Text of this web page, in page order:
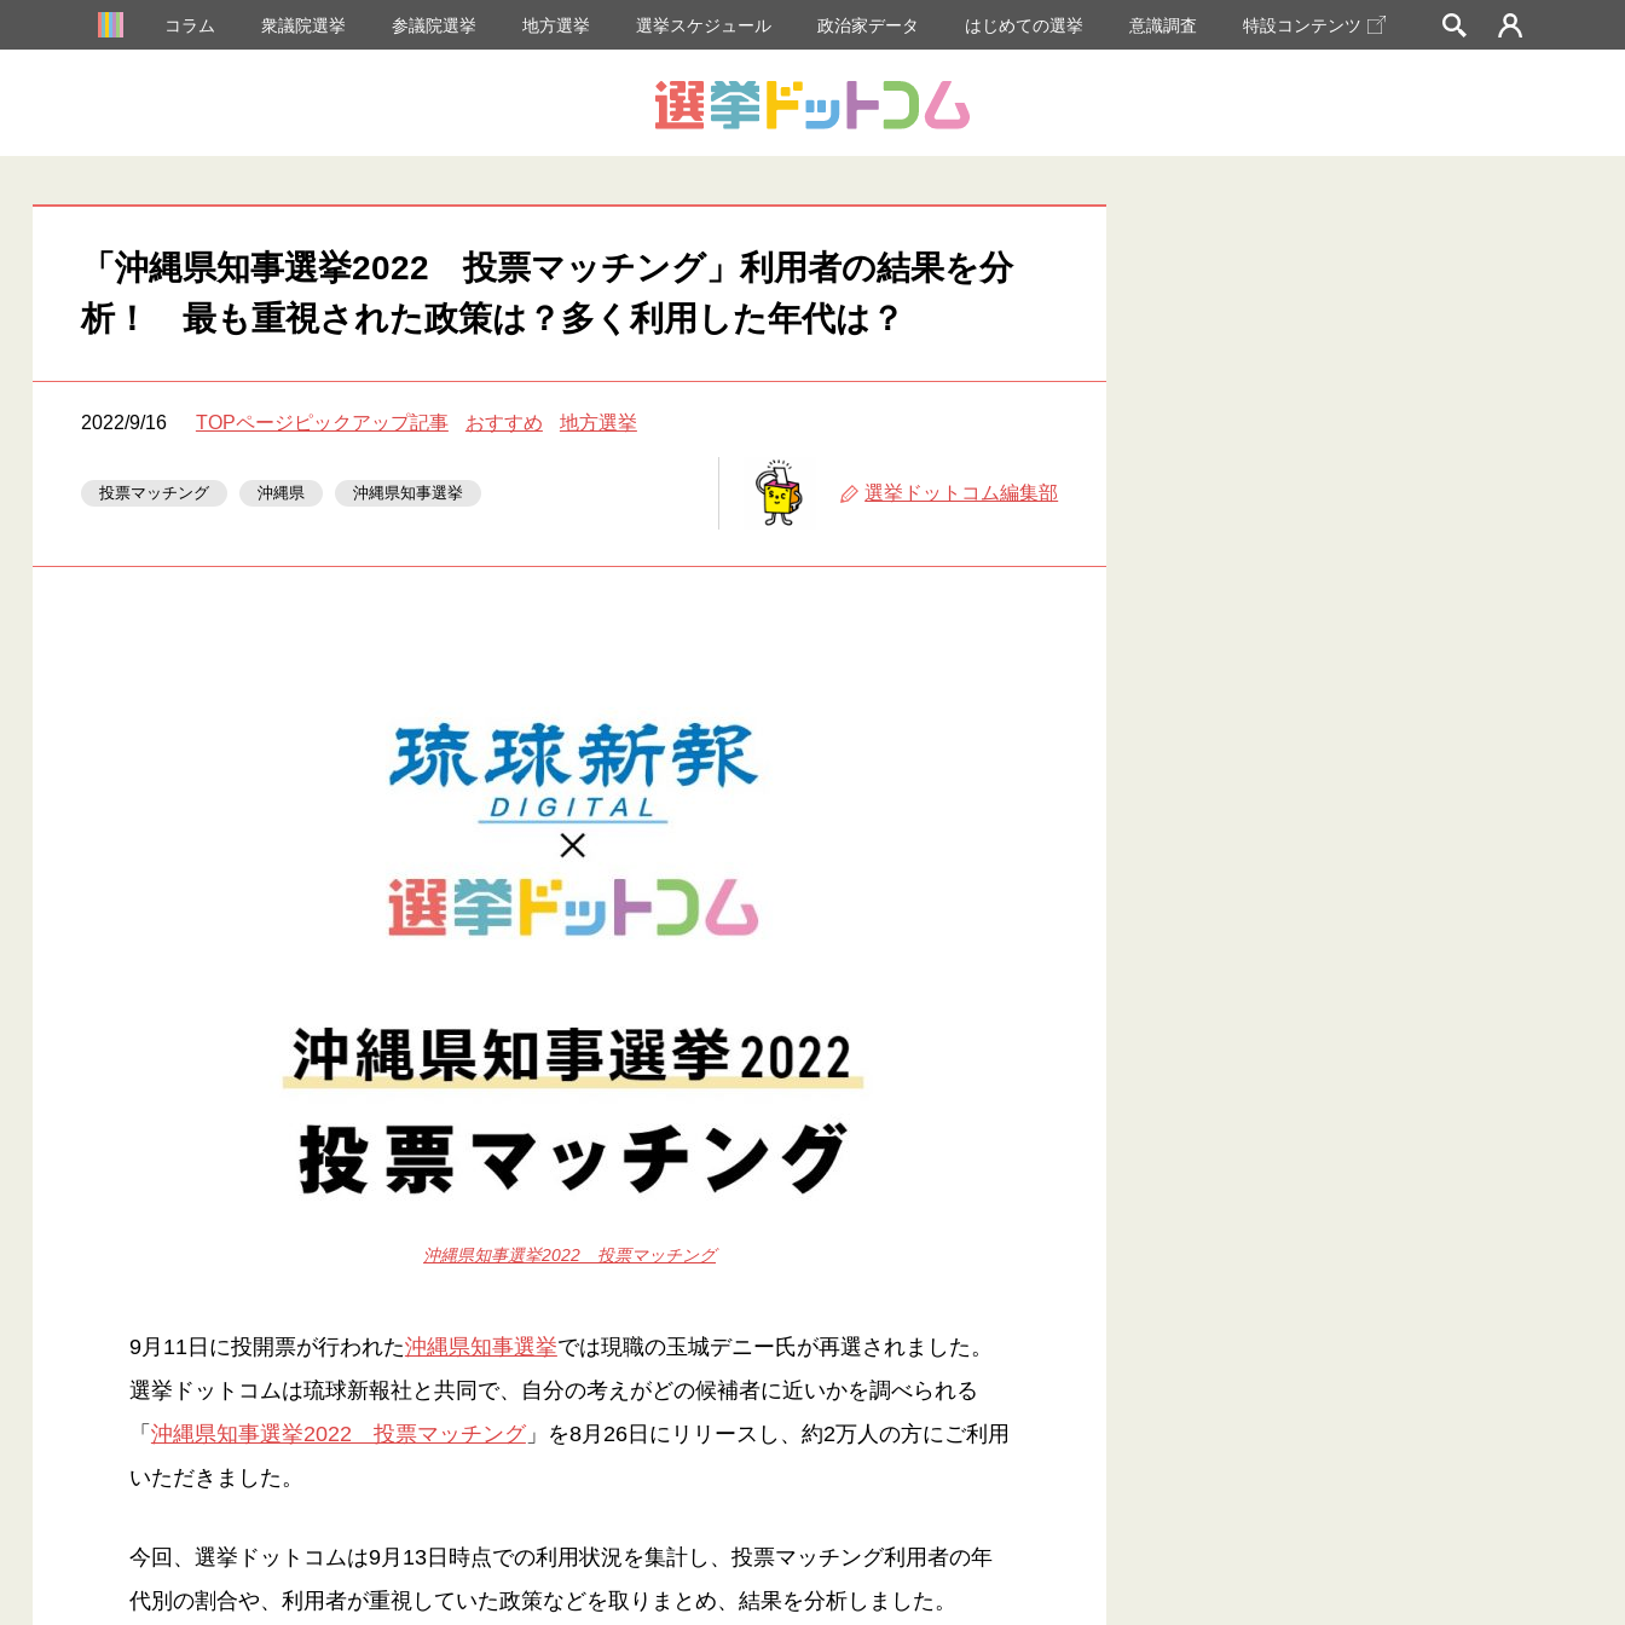
コラム 衆議院選挙 参議院選挙 地方選挙 選挙スケジュール 政治家データ はじめての選挙 意識調査 特設コンテンツ
「沖縄県知事選挙2022 投票マッチング」利用者の結果を分
析！ 最も重視された政策は？多く利用した年代は？
2022/9/16 TOPページピックアップ記事 おすすめ 地方選挙
投票マッチング 沖縄県 沖縄県知事選挙 選挙ドットコム編集部
沖縄県知事選挙2022 投票マッチング
9月11日に投開票が行われた沖縄県知事選挙では現職の玉城デニー氏が再選されました。
選挙ドットコムは琉球新報社と共同で、自分の考えがどの候補者に近いかを調べられる
「 沖縄県知事選挙2022 投票マッチング」を8月26日にリリースし、約2万人の方にご利用
いただきました。
今回、選挙ドットコムは9月13日時点での利用状況を集計し、投票マッチング利用者の年
代別の割合や、利用者が重視していた政策などを取りまとめ、結果を分析しました。